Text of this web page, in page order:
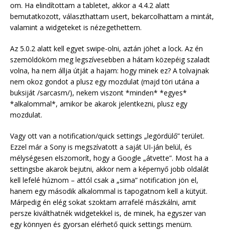
om. Ha elindítottam a tabletet, akkor a 4.4.2 alatt
bemutatkozott, választhattam usert, bekarcolhattam a mintát,
valamint a widgeteket is nézegethettem.
Az 5.0.2 alatt kell egyet swipe-olni, aztán jöhet a lock. Az én
szemöldököm meg legszívesebben a hátam közepéig szaladt
volna, ha nem állja útját a hajam: hogy minek ez? A tolvajnak
nem okoz gondot a plusz egy mozdulat (majd töri utána a
buksiját /sarcasm/), nekem viszont *minden* *egyes*
*alkalommal*, amikor be akarok jelentkezni, plusz egy
mozdulat.
Vagy ott van a notification/quick settings „legördülő” terület.
Ezzel már a Sony is megszívatott a saját UI-ján belül, és
mélységesen elszomorít, hogy a Google „átvette”. Most ha a
settingsbe akarok bejutni, akkor nem a képernyő jobb oldalát
kell lefelé húznom – attól csak a „sima” notification jön el,
hanem egy második alkalommal is tapogatnom kell a kütyüt.
Márpedig én elég sokat szoktam arrafelé mászkálni, amit
persze kiválthatnék widgetekkel is, de minek, ha egyszer van
egy könnyen és gyorsan elérhető quick settings menüm.